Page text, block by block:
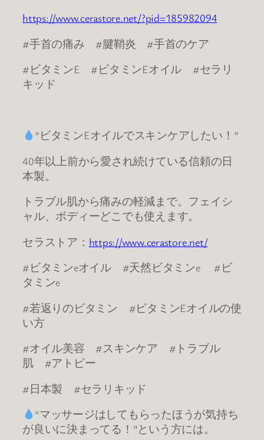
https://www.cerastore.net/?pid=185982094
#手首の痛み #腱鞘炎 #手首のケア
#ビタミンE #ビタミンEオイル #セラリ
キッド
”ビタミンEオイルでスキンケアしたい！”
40年以上前から愛され続けている信頼の日
本製。
トラブル肌から痛みの軽減まで。フェイシ
ャル、ボディーどこでも使えます。
セラストア： https://www.cerastore.net/
#ビタミンeオイル #天然ビタミンe #ビ
タミンe
#若返りのビタミン #ビタミンEオイルの使
い方
#オイル美容 #スキンケア #トラブル
肌 #アトピー
#日本製 #セラリキッド
“マッサージはしてもらったほうが気持ち
が良いに決まってる！”という方には。